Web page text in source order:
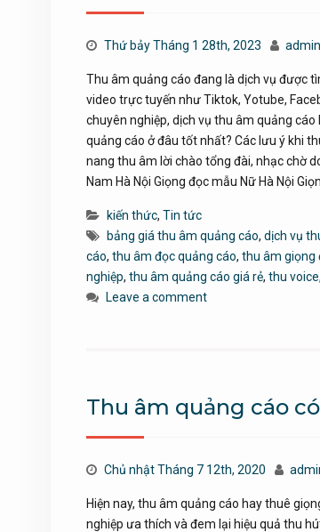
Thứ bảy Tháng 1 28th, 2023 admin
Thu âm quảng cáo đang là dịch vụ được
video trực tuyến như Tiktok, Yotube,
chuyên nghiệp, dịch vụ thu âm quảng
quảng cáo ở đâu tốt nhất? Các lưu ý khi
nang thu âm lời chào tổng đài, nhạc chờ
Nam Hà Nội Giọng đọc mẫu Nữ Hà Nội
kiến thức, Tin tức
bảng giá thu âm quảng cáo, dịch vụ
cáo, thu âm đọc quảng cáo, thu âm giọng
nghiệp, thu âm quảng cáo giá rẻ, thu voice,
Leave a comment
Thu âm quảng cáo
Chủ nhật Tháng 7 12th, 2020
Hiện nay, thu âm quảng cáo hay thuê
nghiệp ưa thích và đem lại hiệu quả thu